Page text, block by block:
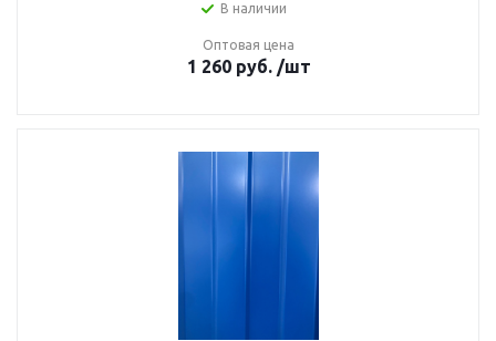
В наличии
Оптовая цена
1 260руб. /шт